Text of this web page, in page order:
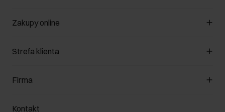
Zakupy online
Zarządzaj cookies
Formy płatności
Jak dokonać zwrotu?
Strefa klienta
Klub Klienta
Firma
O nas
Kontakt